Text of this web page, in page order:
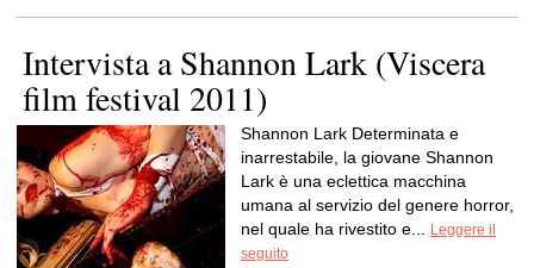
Intervista a Shannon Lark (Viscera
film festival 2011)
Shannon Lark Determinata e
inarrestabile, la giovane Shannon
Lark è una eclettica macchina
umana al servizio del genere horror,
nel quale ha rivestito e...
Leggere il
seguito